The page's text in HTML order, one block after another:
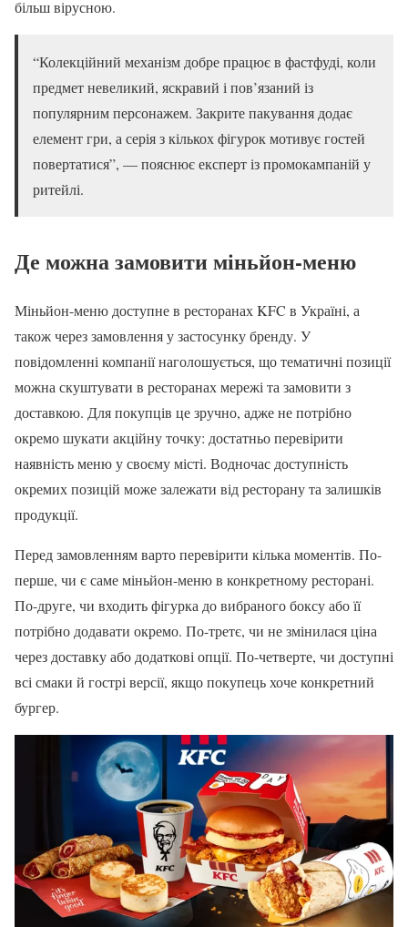
більш вірусною.
“Колекційний механізм добре працює в фастфуді, коли
предмет невеликий, яскравий і пов’язаний із
популярним персонажем. Закрите пакування додає
елемент гри, а серія з кількох фігурок мотивує гостей
повертатися”, — пояснює експерт із промокампаній у
ритейлі.
Де можна замовити міньйон-меню
Міньйон-меню доступне в ресторанах KFC в Україні, а
також через замовлення у застосунку бренду. У
повідомленні компанії наголошується, що тематичні позиції
можна скуштувати в ресторанах мережі та замовити з
доставкою. Для покупців це зручно, адже не потрібно
окремо шукати акційну точку: достатньо перевірити
наявність меню у своєму місті. Водночас доступність
окремих позицій може залежати від ресторану та залишків
продукції.
Перед замовленням варто перевірити кілька моментів. По-
перше, чи є саме міньйон-меню в конкретному ресторані.
По-друге, чи входить фігурка до вибраного боксу або її
потрібно додавати окремо. По-третє, чи не змінилася ціна
через доставку або додаткові опції. По-четверте, чи доступні
всі смаки й гострі версії, якщо покупець хоче конкретний
бургер.